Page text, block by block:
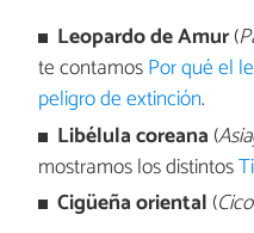
Leopardo de Amur(
te contamosPor qué el
peligro de extinción.
Libélula coreana (
mostramos los distintos
Cigüeña oriental (